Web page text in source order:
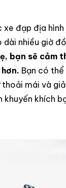
đạp địa
nhiều giờ
bạn sẽ cảm
Bạn có thể
mái và
khích